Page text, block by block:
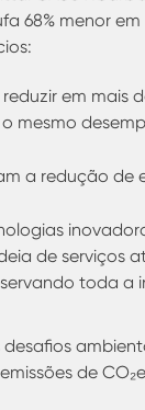
68% menor
em mais
mesmo
a redução de
de serviços
toda
de